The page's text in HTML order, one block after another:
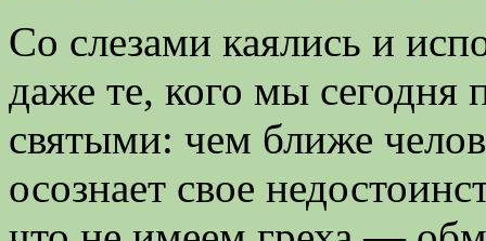
Со слезами каялись и
даже те, кого мы
святыми: чем ближе
осознает свое